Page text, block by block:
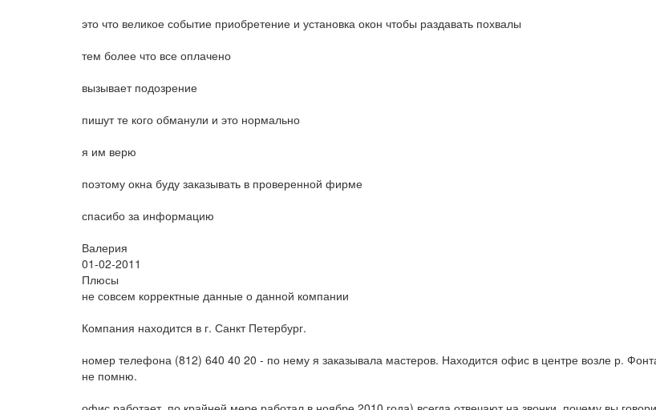
это что великое событие приобретение и установка окон чтобы раздавать похвалы
тем более что все оплачено
вызывает подозрение
пишут те кого обманули и это нормально
я им верю
поэтому окна буду заказывать в проверенной фирме
спасибо за информацию
Валерия
01-02-2011
Плюсы
не совсем корректные данные о данной компании
Компания находится в г. Санкт Петербург.
номер телефона (812) 640 40 20 - по нему я заказывала мастеров. Находится офис в центре возле р.
не помню.